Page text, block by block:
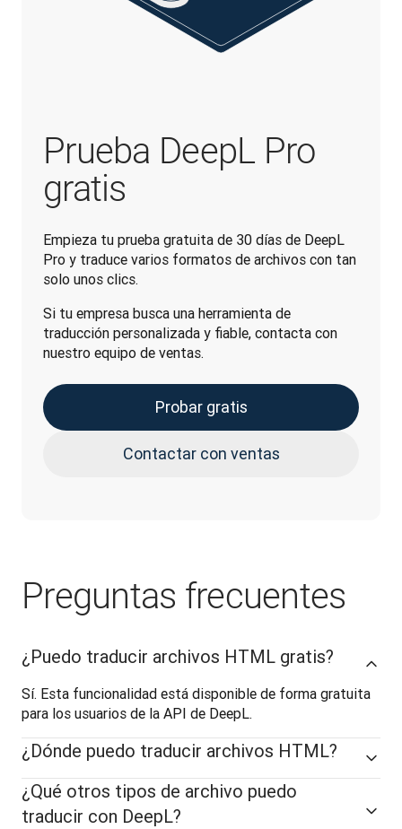
Prueba DeepL Pro
gratis
Empieza tu prueba gratuita de 30 días de DeepL
Pro y traduce varios formatos de archivos con tan
solo unos clics.
Si tu empresa busca una herramienta de
traducción personalizada y fiable, contacta con
nuestro equipo de ventas.
Probar gratis
Contactar con ventas
Preguntas frecuentes
¿Puedo traducir archivos HTML gratis?
Sí. Esta funcionalidad está disponible de forma gratuita
para los usuarios de la API de DeepL.
¿Dónde puedo traducir archivos HTML?
¿Qué otros tipos de archivo puedo
traducir con DeepL?